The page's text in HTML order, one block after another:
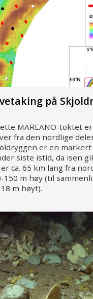
på
MAREANO-toktet
fra den nordlige
er en
siste istid, da isen
ca. 65 km lang fra
150 m høy (til
m høyt).